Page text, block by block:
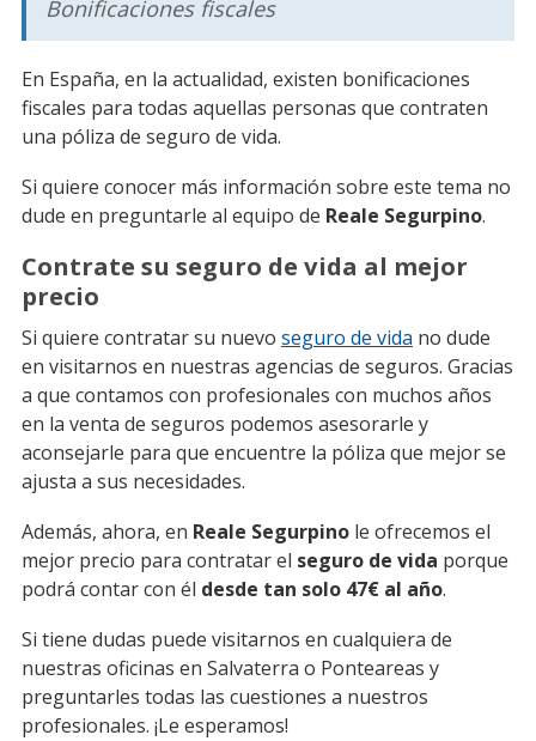
Bonificaciones fiscales
En España, en la actualidad, existen bonificaciones
fiscales para todas aquellas personas que contraten
una póliza de seguro de vida.
Si quiere conocer más información sobre este tema no
dude en preguntarle al equipo de Reale Segurpino.
Contrate su seguro de vida al mejor
precio
Si quiere contratar su nuevo seguro de vida no dude
en visitarnos en nuestras agencias de seguros. Gracias
a que contamos con profesionales con muchos años
en la venta de seguros podemos asesorarle y
aconsejarle para que encuentre la póliza que mejor se
ajusta a sus necesidades.
Además, ahora, en Reale Segurpino le ofrecemos el
mejor precio para contratar el seguro de vida porque
podrá contar con él desde tan solo 47€ al año.
Si tiene dudas puede visitarnos en cualquiera de
nuestras oficinas en Salvaterra o Ponteareas y
preguntarles todas las cuestiones a nuestros
profesionales. ¡Le esperamos!